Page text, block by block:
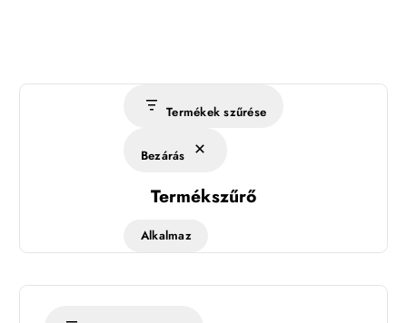
Termékek szűrése
Bezárás
Termékszűrő
Alkalmaz